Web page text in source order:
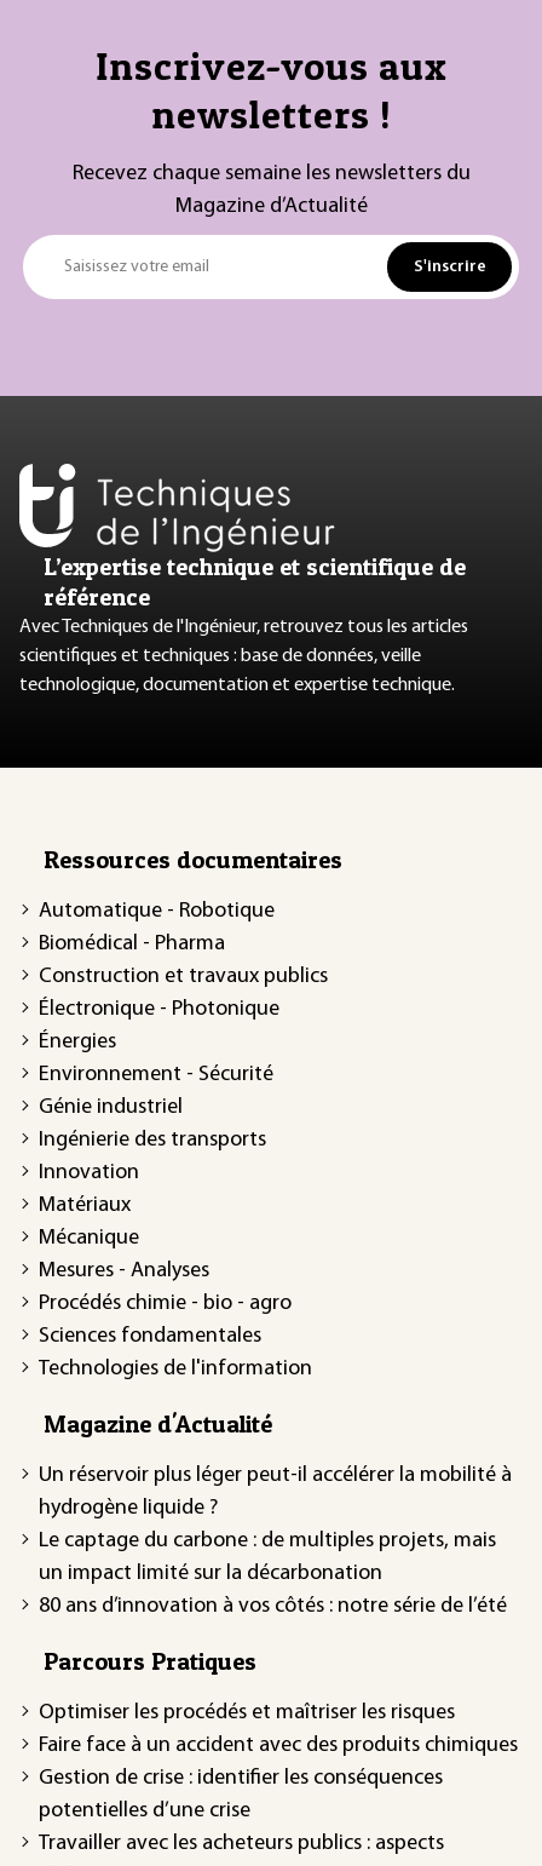
Inscrivez-vous aux
newsletters !
Recevez chaque semaine les newsletters du
Magazine d’Actualité
Saisissez votre email S'inscrire
L’expertise technique et scientifique de
référence
Avec Techniques de l'Ingénieur, retrouvez tous les articles
scientifiques et techniques : base de données, veille
technologique, documentation et expertise technique.
Ressources documentaires
Automatique - Robotique
Biomédical - Pharma
Construction et travaux publics
Électronique - Photonique
Énergies
Environnement - Sécurité
Génie industriel
Ingénierie des transports
Innovation
Matériaux
Mécanique
Mesures - Analyses
Procédés chimie - bio - agro
Sciences fondamentales
Technologies de l'information
Magazine d'Actualité
Un réservoir plus léger peut-il accélérer la mobilité à
hydrogène liquide ?
Le captage du carbone : de multiples projets, mais
un impact limité sur la décarbonation
80 ans d’innovation à vos côtés : notre série de l’été
Parcours Pratiques
Optimiser les procédés et maîtriser les risques
Faire face à un accident avec des produits chimiques
Gestion de crise : identifier les conséquences
potentielles d’une crise
Travailler avec les acheteurs publics : aspects